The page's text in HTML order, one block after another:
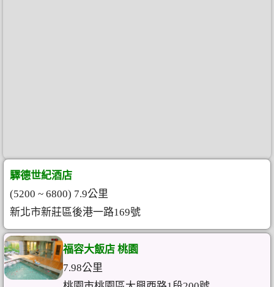
驛德世紀酒店
(5200 ~ 6800) 7.9公里
新北市新莊區後港一路169號
福容大飯店 桃園
7.98公里